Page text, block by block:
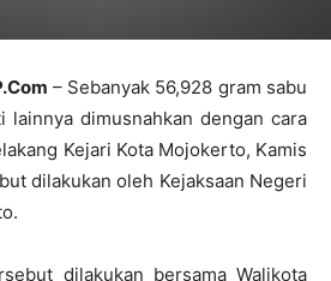
– Sebanyak 56,928 gram sabu
lainnya dimusnahkan dengan cara
Kejari Kota Mojokerto, Kamis
dilakukan oleh Kejaksaan Negeri
dilakukan bersama Walikota